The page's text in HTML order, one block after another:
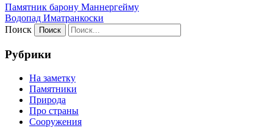
Памятник барону Маннергейму
Водопад Иматранкоски
Поиск
Рубрики
На заметку
Памятники
Природа
Про страны
Сооружения